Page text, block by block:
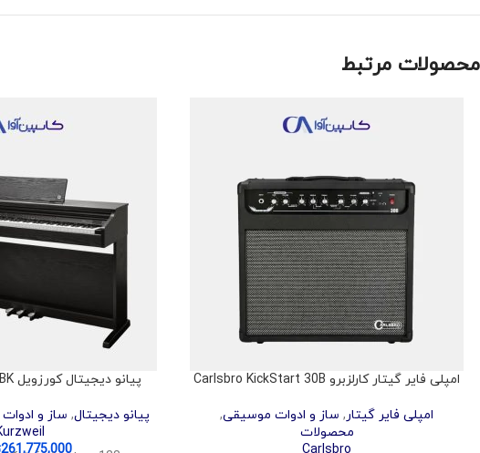
محصولات مرتبط
امپلی فایر گیتار کارلزبرو Carlsbro KickStart 30B
امپلی فایر گیتار, ساز و ادوات موسیقی,
محصولات
پیانو دیجیتال کورزویل Kurzweil CUP E1 BK
پیانو دیجیتال, ساز و